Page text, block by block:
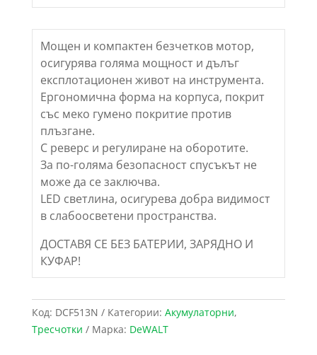
Мощен и компактен безчетков мотор,
осигурява голяма мощност и дълъг
експлотационен живот на инструмента.
Ергономична форма на корпуса, покрит
със меко гумено покритие против
плъзгане.
С реверс и регулиране на оборотите.
За по-голяма безопасност спусъкът не
може да се заключва.
LED светлина, осигурева добра видимост
в слабоосветени пространства.
ДОСТАВЯ СЕ БЕЗ БАТЕРИИ, ЗАРЯДНО И
КУФАР!
Код: DCF513N Категории: Акумулаторни,
Тресчотки
Марка: DeWALT